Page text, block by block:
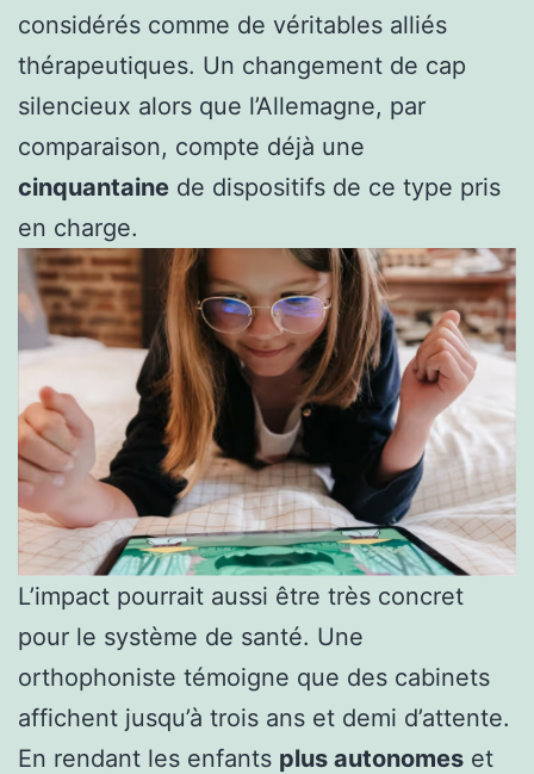
considérés comme de véritables alliés
thérapeutiques. Un changement de cap
silencieux alors que l’Allemagne, par
comparaison, compte déjà une
cinquantaine de dispositifs de ce type pris
en charge.
L’impact pourrait aussi être très concret
pour le système de santé. Une
orthophoniste témoigne que des cabinets
affichent jusqu’à trois ans et demi d’attente.
En rendant les enfants plus autonomes et